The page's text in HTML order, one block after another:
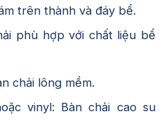
trên thành và đáy bể.
phù hợp với chất liệu bể
chải lông mềm.
vinyl: Bàn chải cao su